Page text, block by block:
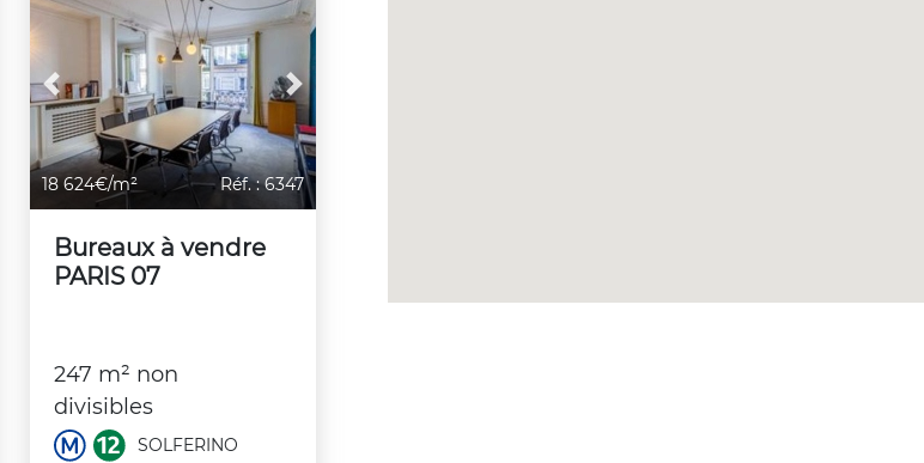
Previous Next
18 624€/m² Réf. : 6347
Bureaux à vendre
PARIS 07
247 m² non
divisibles
SOLFERINO